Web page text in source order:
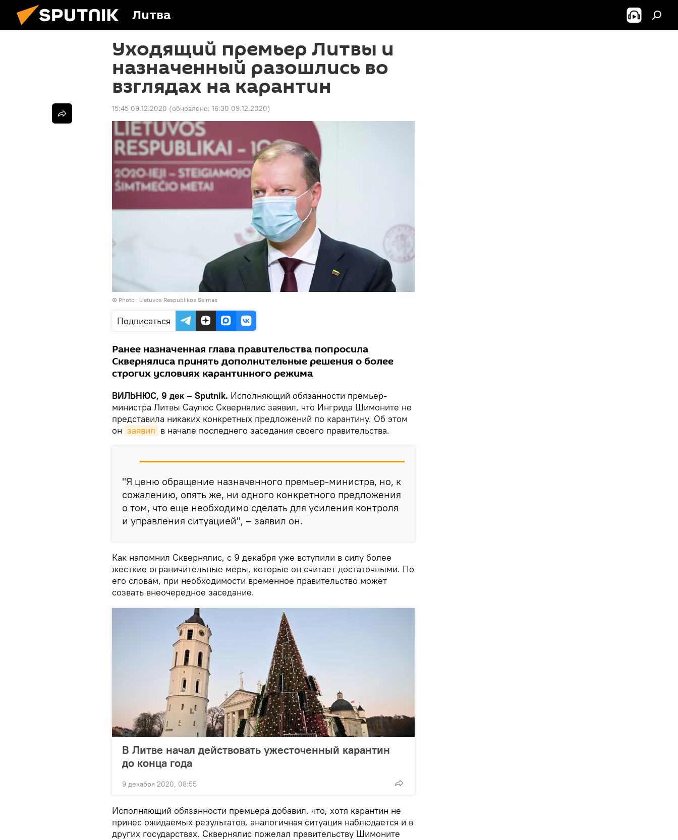
Литва
Уходящий премьер Литвы и
назначенный разошлись во
взглядах на карантин
15:45 09.12.2020 (обновлено: 16:30 09.12.2020)
© Photo : Lietuvos Respublikos Seimas
Подписаться
Ранее назначенная глава правительства попросила
Сквернялиса принять дополнительные решения о более
строгих условиях карантинного режима
ВИЛЬНЮС, 9 дек – Sputnik. Исполняющий обязанности премьер-
министра Литвы Саулюс Сквернялис заявил, что Ингрида Шимоните не
представила никаких конкретных предложений по карантину. Об этом
он заявил в начале последнего заседания своего правительства.
"Я ценю обращение назначенного премьер-министра, но, к
сожалению, опять же, ни одного конкретного предложения
о том, что еще необходимо сделать для усиления контроля
и управления ситуацией", – заявил он.
Как напомнил Сквернялис, с 9 декабря уже вступили в силу более
жесткие ограничительные меры, которые он считает достаточными. По
его словам, при необходимости временное правительство может
созвать внеочередное заседание.
В Литве начал действовать ужесточенный карантин
до конца года
9 декабря 2020, 08:55
Исполняющий обязанности премьера добавил, что, хотя карантин не
принес ожидаемых результатов, аналогичная ситуация наблюдается и в
других государствах. Сквернялис пожелал правительству Шимоните